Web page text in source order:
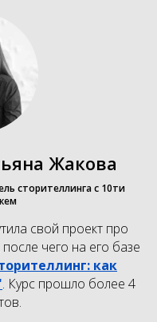
Жакова
сторителлинга с 10ти
свой проект про
чего на его базе
как
. Курс прошло более 4